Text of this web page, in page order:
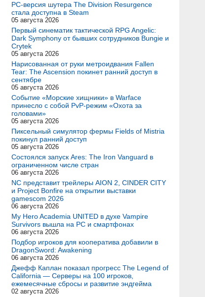
PC-версия шутера The Division Resurgence
стала доступна в Steam
05 августа 2026
Первый синематик тактической RPG Angelic:
Dark Symphony от бывших сотрудников Bungie и
Crytek
05 августа 2026
Нарисованная от руки метроидвания Fallen
Tear: The Ascension покинет ранний доступ в
сентябре
05 августа 2026
Событие «Морские хищники» в Warface
принесло с собой PvP-режим «Охота за
головами»
05 августа 2026
Пиксельный симулятор фермы Fields of Mistria
покинул ранний доступ
05 августа 2026
Состоялся запуск Ares: The Iron Vanguard в
ограниченном числе стран
06 августа 2026
NC представит трейлеры AION 2, CINDER CITY
и Project Bonfire на открытии выставки
gamescom 2026
06 августа 2026
My Hero Academia UNITED в духе Vampire
Survivors вышла на PC и смартфонах
06 августа 2026
Подбор игроков для кооператива добавили в
DragonSword: Awakening
06 августа 2026
Джефф Каплан показал прогресс The Legend of
California — Серверы на 100 игроков,
ежемесячные сбросы и развитие эндгейма
02 августа 2026